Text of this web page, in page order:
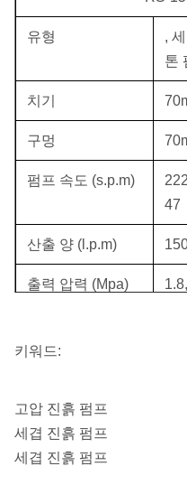
유형
,
톤
치기
구멍
펌프 속도 (s.p.m)
47
산출 양 (l.p.m)
출력 압력 (Mpa)
입력 파워 (Kw)
흡입관 dia (mm)
배출관 dia (mm)
키워드:
고압 진흙 펌프
세겹 진흙 펌프
세겹 진흙 펌프